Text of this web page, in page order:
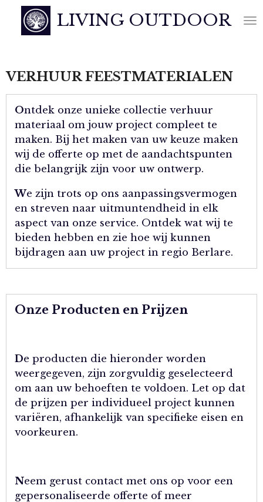
direct
hoofdinhoud
LIVING OUTDOOR
VERHUUR FEESTMATERIALEN
Ontdek onze unieke collectie verhuur
materiaal om jouw project compleet te
maken. Bij het maken van uw keuze maken
wij de offerte op met de aandachtspunten
die belangrijk zijn voor uw ontwerp.
We zijn trots op ons aanpassingsvermogen
en streven naar uitmuntendheid in elk
aspect van onze service. Ontdek wat wij te
bieden hebben en zie hoe wij kunnen
bijdragen aan uw project in regio Berlare.
Onze Producten en Prijzen
De producten die hieronder worden
weergegeven, zijn zorgvuldig geselecteerd
om aan uw behoeften te voldoen. Let op dat
de prijzen per individueel project kunnen
variëren, afhankelijk van specifieke eisen en
voorkeuren.
Neem gerust contact met ons op voor een
gepersonaliseerde offerte of meer